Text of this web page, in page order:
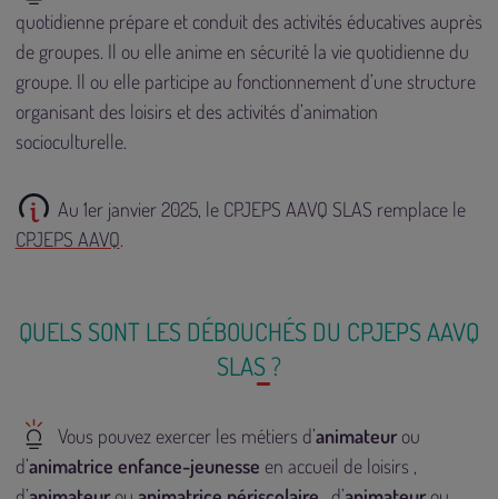
quotidienne prépare et conduit des activités éducatives auprès
de groupes. Il ou elle anime en sécurité la vie quotidienne du
groupe. Il ou elle participe au fonctionnement d’une structure
organisant des loisirs et des activités d’animation
socioculturelle.
Au 1er janvier 2025, le CPJEPS AAVQ SLAS remplace le
CPJEPS AAVQ.
QUELS SONT LES DÉBOUCHÉS DU CPJEPS AAVQ
SLAS ?
Vous pouvez exercer les métiers d’animateurou
d’animatrice enfance-jeunesse en accueil de loisirs ,